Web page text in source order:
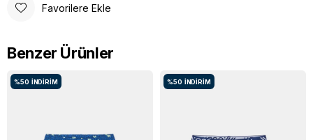
Favorilere Ekle
Benzer Ürünler
%50 İNDIRIM %50 İNDIRIM